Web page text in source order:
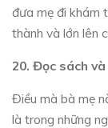
đưa mẹ đi khám
thành và lớn lên
20. Đọc sách
Điều mà bà mẹ
là trong những